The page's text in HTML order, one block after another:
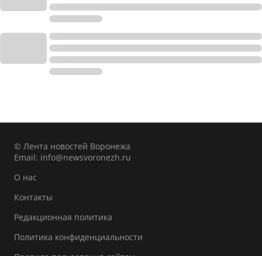
© Лента новостей Воронежа
Email: info@newsvoronezh.ru
О нас
Контакты
Редакционная политика
Политика конфиденциальности